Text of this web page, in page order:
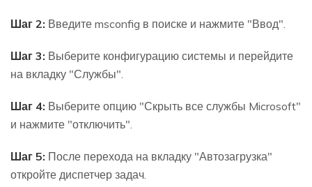
Шаг 2: Введите msconfig в поиске и нажмите "Ввод".
Шаг 3: Выберите конфигурацию системы и перейдите
на вкладку "Службы".
Шаг 4: Выберите опцию "Скрыть все службы Microsoft"
и нажмите "отключить".
Шаг 5: После перехода на вкладку "Автозагрузка"
откройте диспетчер задач.